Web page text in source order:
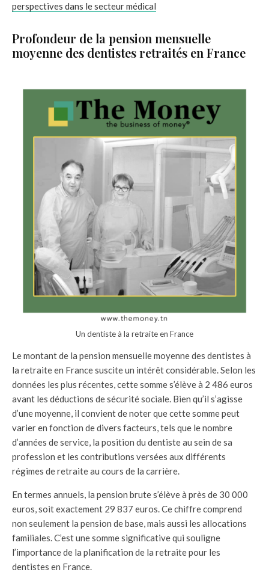
perspectives dans le secteur médical
Profondeur de la pension mensuelle
moyenne des dentistes retraités en France
Un dentiste à la retraite en France
Le montant de la pension mensuelle moyenne des dentistes à
la retraite en France suscite un intérêt considérable. Selon les
données les plus récentes, cette somme s’élève à 2 486 euros
avant les déductions de sécurité sociale. Bien qu’il s’agisse
d’une moyenne, il convient de noter que cette somme peut
varier en fonction de divers facteurs, tels que le nombre
d’années de service, la position du dentiste au sein de sa
profession et les contributions versées aux différents
régimes de retraite au cours de la carrière.
En termes annuels, la pension brute s’élève à près de 30 000
euros, soit exactement 29 837 euros. Ce chiffre comprend
non seulement la pension de base, mais aussi les allocations
familiales. C’est une somme significative qui souligne
l’importance de la planification de la retraite pour les
dentistes en France.